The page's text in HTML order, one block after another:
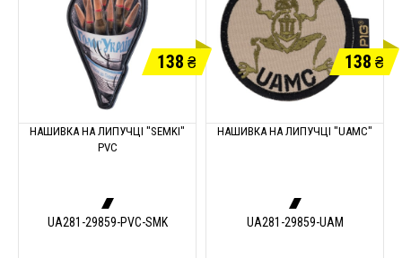
138 ₴
НАШИВКА НА ЛИПУЧЦІ "SEMKI"
PVC
UA281-29859-PVC-SMK
138 ₴
НАШИВКА НА ЛИПУЧЦІ "UAMC"
UA281-29859-UAM